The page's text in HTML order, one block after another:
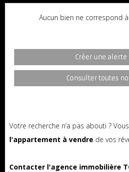
Aucun bien ne correspond
Créer une alerte
Consulter toutes
Votre recherche n’a pas abouti ?
l'appartement à vendre de vos
Contacter l'agence immobilière